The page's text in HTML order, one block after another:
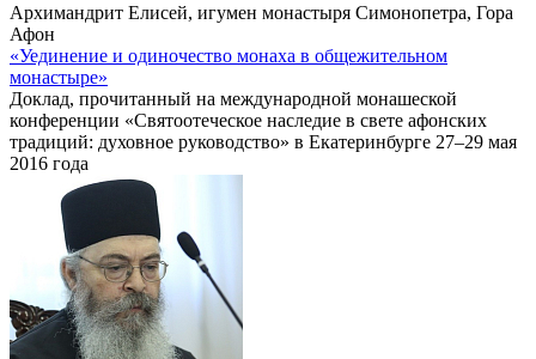
Архимандрит Елисей, игумен монастыря Симонопетра, Гора
Афон
«Уединение и одиночество монаха в общежительном
монастыре»
Доклад, прочитанный на международной монашеской
конференции «Святоотеческое наследие в свете афонских
традиций: духовное руководство» в Екатеринбурге 27–29 мая
2016 года